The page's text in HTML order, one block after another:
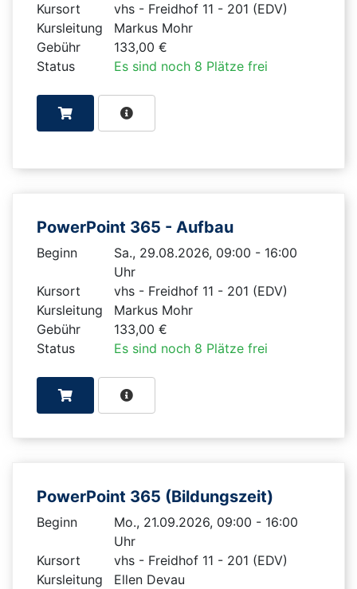
Kursort
vhs - Freidhof 11 - 201 (EDV)
Kursleitung
Markus Mohr
Gebühr
133,00 €
Status
Es sind noch 8 Plätze frei
PowerPoint 365 - Aufbau
Beginn
Sa., 29.08.2026, 09:00 - 16:00
Uhr
Kursort
vhs - Freidhof 11 - 201 (EDV)
Kursleitung
Markus Mohr
Gebühr
133,00 €
Status
Es sind noch 8 Plätze frei
PowerPoint 365 (Bildungszeit)
Beginn
Mo., 21.09.2026, 09:00 - 16:00
Uhr
Kursort
vhs - Freidhof 11 - 201 (EDV)
Kursleitung
Ellen Devau